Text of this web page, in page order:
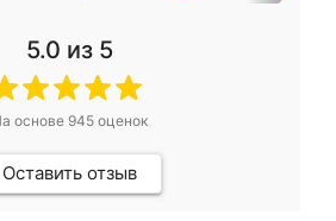
5.0 из 5
основе 945оценок
Оставить отзыв